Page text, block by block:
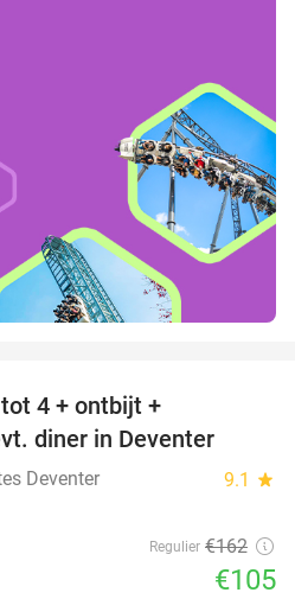
4 + ontbijt +
diner in Deventer
Deventer 9.1 star
Regulier €162
€105